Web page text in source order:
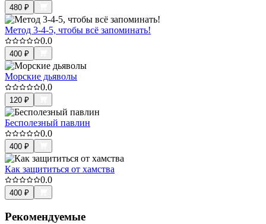
480 ₽
Метод 3-4-5, чтобы всё запоминать!
0.0
400 ₽
Морские дьяволы
0.0
120 ₽
Бесполезный павлин
0.0
400 ₽
Как защититься от хамства
0.0
400 ₽
Рекомендуемые